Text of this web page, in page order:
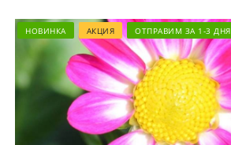
НОВИНКА АКЦИЯ ОТПРАВИМ ЗА 1-3 ДНЯ